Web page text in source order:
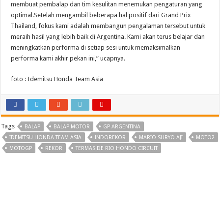
membuat pembalap dan tim kesulitan menemukan pengaturan yang
optimal.Setelah mengambil beberapa hal positif dari Grand Prix
Thailand, fokus kami adalah membangun pengalaman tersebut untuk
meraih hasil yang lebih baik di Argentina. Kami akan terus belajar dan
meningkatkan performa di setiap sesi untuk memaksimalkan
performa kami akhir pekan ini,” ucapnya.
foto : Idemitsu Honda Team Asia
Tags BALAP BALAP MOTOR
GP ARGENTINA
IDEMITSU HONDA TEAM ASIA
INDOREKOR MARIO SURYO AJI
MOTO2
MOTOGP
REKOR TERMAS DE RIO HONDO CIRCUIT